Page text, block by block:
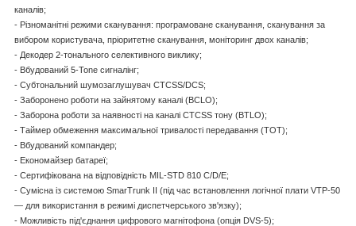
каналів;
- Різноманітні режими сканування: програмоване сканування, сканування за
вибором користувача, пріоритетне сканування, моніторинг двох каналів;
- Декодер 2-тонального селективного виклику;
- Вбудований 5-Tone сигналінг;
- Субтональний шумозаглушувач CTCSS/DCS;
- Заборонено роботи на зайнятому каналі (BCLO);
- Заборона роботи за наявності на каналі CTCSS тону (BTLO);
- Таймер обмеження максимальної тривалості передавання (TOT);
- Вбудований компандер;
- Економайзер батареї;
- Сертифікована на відповідність MIL-STD 810 C/D/E;
- Сумісна із системою SmarTrunk II (під час встановлення логічної плати VTP-50
— для використання в режимі диспетчерського зв'язку);
- Можливість під'єднання цифрового магнітофона (опція DVS-5);